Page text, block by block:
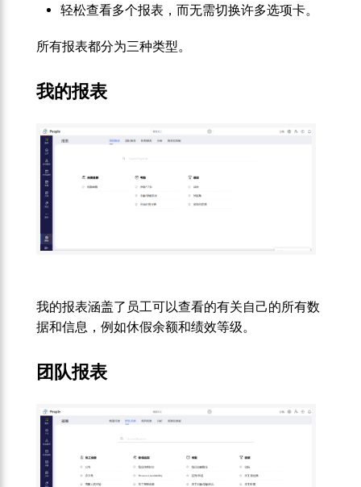
轻松查看多个报表，而无需切换许多选项卡。
所有报表都分为三种类型。
我的报表
我的报表涵盖了员工可以查看的有关自己的所有数
据和信息，例如休假余额和绩效等级。
团队报表